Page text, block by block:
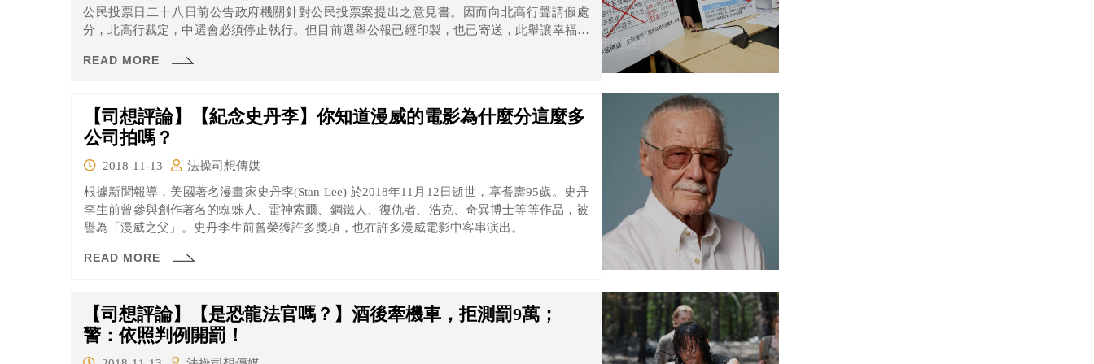
公民投票日二十八日前公告政府機關針對公民投票案提出之意見書。因而向北高行聲請假處
分，北高行裁定，中選會必須停止執行。但目前選舉公報已經印製，也已寄送，此舉讓幸福盟
READ MORE
【司想評論】【紀念史丹李】你知道漫威的電影為什麼分這麼多
公司拍嗎？
2018-11-13
法操司想傳媒
根據新聞報導，美國著名漫畫家史丹李(Stan Lee) 於2018年11月12日逝世，享耆壽95歲。史丹
李生前曾參與創作著名的蜘蛛人、雷神索爾、鋼鐵人、復仇者、浩克、奇異博士等等作品，被
譽為「漫威之父」。史丹李生前曾榮獲許多獎項，也在許多漫威電影中客串演出。
READ MORE
【司想評論】【是恐龍法官嗎？】酒後牽機車，拒測罰9萬；
警：依照判例開罰！